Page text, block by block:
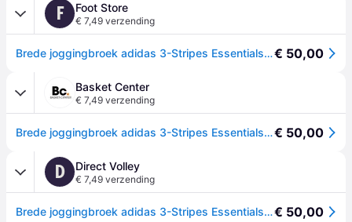
F Foot Store
€ 7,49 verzending
Brede joggingbroek adidas 3-Stripes Essentials - Gris€ 50,00
Basket Center
€ 7,49 verzending
Brede joggingbroek adidas 3-Stripes Essentials - Gris€ 50,00
D Direct Volley
€ 7,49 verzending
Brede joggingbroek adidas 3-Stripes Essentials - Gris€ 50,00